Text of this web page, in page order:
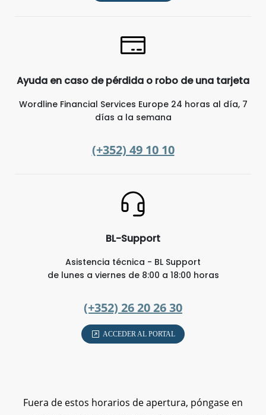
Ayuda en caso de pérdida o robo de una tarjeta
Wordline Financial Services Europe 24 horas al día, 7
días a la semana
(+352) 49 10 10
BL-Support
Asistencia técnica - BL Support
de lunes a viernes de 8:00 a 18:00 horas
(+352) 26 20 26 30
ACCEDER AL PORTAL
Fuera de estos horarios de apertura, póngase en